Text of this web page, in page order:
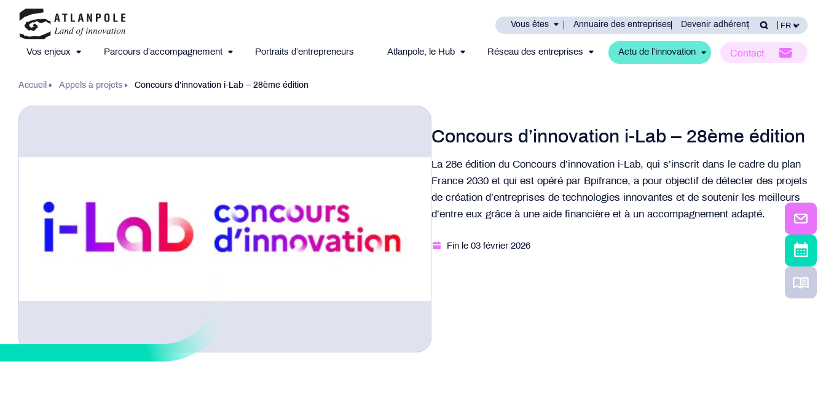
Vous êtes Annuaire des entreprises Devenir adhérent
Vos enjeux Parcours d’accompagnement Portraits d’entrepreneurs Atlanpole, le Hub Réseau des entreprises Actu de l’innovation Contact
Accueil Appels à projets Concours d’innovation i-Lab – 28ème édition
Concours d’innovation i-Lab – 28ème édition
La 28e édition du Concours d’innovation i-Lab, qui s’inscrit dans le cadre du plan
France 2030 et qui est opéré par Bpifrance, a pour objectif de détecter des projets
de création d’entreprises de technologies innovantes et de soutenir les meilleurs
d’entre eux grâce à une aide financière et à un accompagnement adapté.
Fin le 03 février 2026